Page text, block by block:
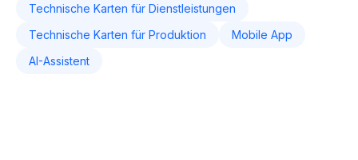
Technische Karten für Dienstleistungen
Technische Karten für Produktion
Mobile App
AI-Assistent